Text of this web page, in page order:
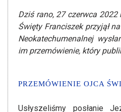
Dziś rano, 27 czerwca 2022
Święty Franciszek przyjął
Neokatechumenalnej
im przemówienie, który
PRZEMÓWIENIE OJCA
Usłyszeliśmy posłanie